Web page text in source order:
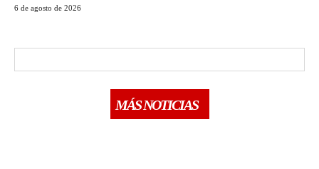
6 de agosto de 2026
MÁS NOTICIAS